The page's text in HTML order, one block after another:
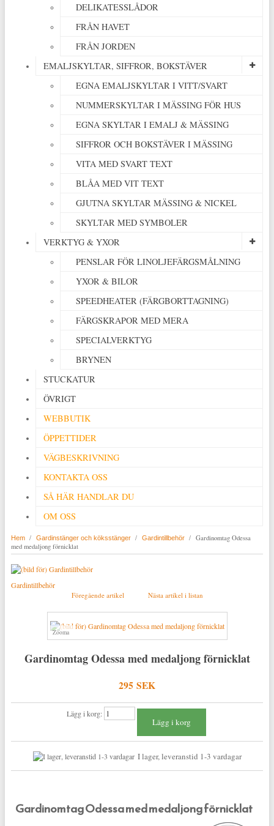
DELIKATESSLÅDOR
FRÅN HAVET
FRÅN JORDEN
EMALJSKYLTAR, SIFFROR, BOKSTÄVER
EGNA EMALJSKYLTAR I VITT/SVART
NUMMERSKYLTAR I MÄSSING FÖR HUS
EGNA SKYLTAR I EMALJ & MÄSSING
SIFFROR OCH BOKSTÄVER I MÄSSING
VITA MED SVART TEXT
BLÅA MED VIT TEXT
GJUTNA SKYLTAR MÄSSING & NICKEL
SKYLTAR MED SYMBOLER
VERKTYG & YXOR
PENSLAR FÖR LINOLJEFÄRGSMÅLNING
YXOR & BILOR
SPEEDHEATER (FÄRGBORTTAGNING)
FÄRGSKRAPOR MED MERA
SPECIALVERKTYG
BRYNEN
STUCKATUR
ÖVRIGT
WEBBUTIK
ÖPPETTIDER
VÄGBESKRIVNING
KONTAKTA OSS
SÅ HÄR HANDLAR DU
OM OSS
Hem / Gardinstänger och köksstänger / Gardintillbehör / Gardinomtag Odessa
med medaljong förnicklat
Gardintillbehör
Föregående artikel Nästa artikel i listan
Zooma
Gardinomtag Odessa med medaljong förnicklat
295 SEK
Lägg i korg:
I lager, leveranstid 1-3 vardagar
Gardinomtag Odessa med medaljong förnicklat